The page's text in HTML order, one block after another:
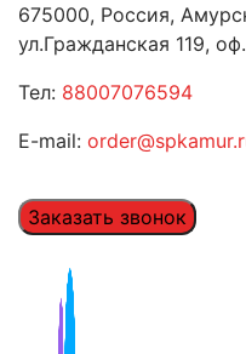
675000, Россия,
ул.Гражданская 119,
Тел: 88007076594
E-mail:
Заказать звонок